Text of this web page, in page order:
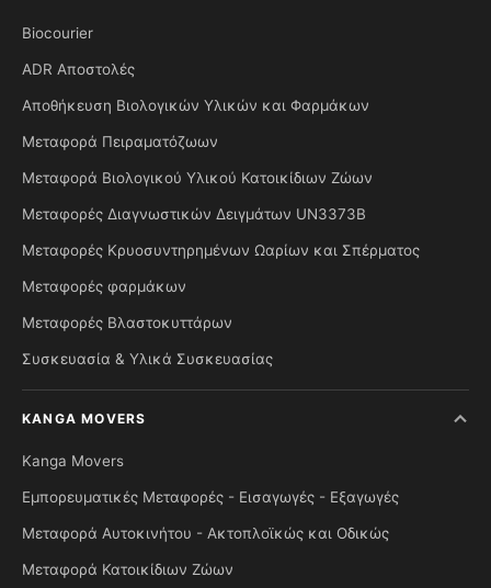
Biocourier
ADR Αποστολές
Αποθήκευση Βιολογικών Υλικών και Φαρμάκων
Μεταφορά Πειραματόζωων
Μεταφορά Βιολογικού Υλικού Κατοικίδιων Ζώων
Μεταφορές Διαγνωστικών Δειγμάτων UN3373B
Μεταφορές Κρυοσυντηρημένων Ωαρίων και Σπέρματος
Μεταφορές φαρμάκων
Μεταφορές Βλαστοκυττάρων
Συσκευασία & Υλικά Συσκευασίας
KANGA MOVERS
Kanga Movers
Εμπορευματικές Μεταφορές - Εισαγωγές - Εξαγωγές
Μεταφορά Αυτοκινήτου - Ακτοπλοϊκώς και Οδικώς
Μεταφορά Κατοικίδιων Ζώων